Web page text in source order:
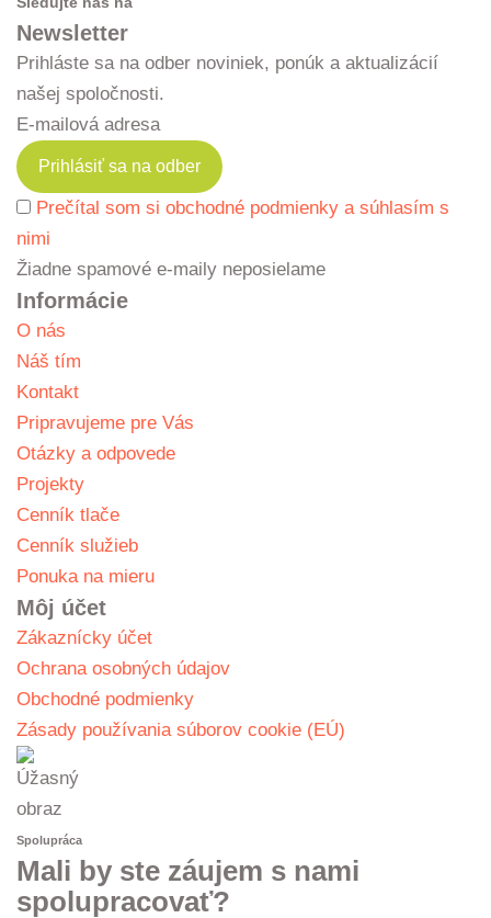
Newsletter
Prihláste sa na odber noviniek, ponúk a aktualizácií
našej spoločnosti.
E-mailová adresa
Prečítal som si obchodné podmienky a súhlasím s
nimi
Žiadne spamové e-maily neposielame
Informácie
O nás
Náš tím
Kontakt
Pripravujeme pre Vás
Otázky a odpovede
Projekty
Cenník tlače
Cenník služieb
Ponuka na mieru
Môj účet
Zákaznícky účet
Ochrana osobných údajov
Obchodné podmienky
Zásady používania súborov cookie (EÚ)
Spolupráca
Mali by ste záujem s nami
spolupracovať?